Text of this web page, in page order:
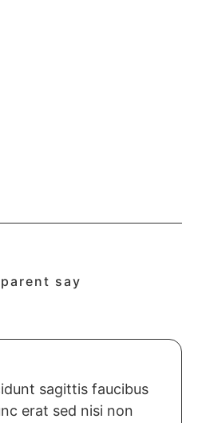
say
sagittis faucibus
erat sed nisi non